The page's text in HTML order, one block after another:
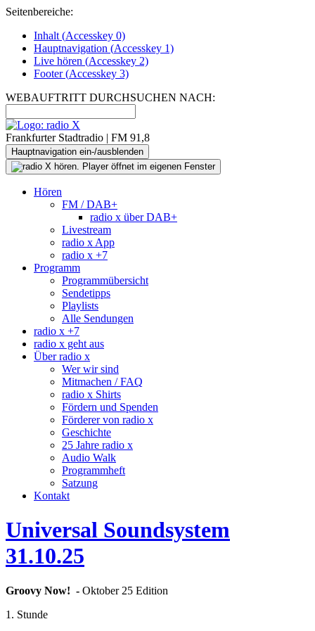
Seitenbereiche:
Inhalt (Accesskey 0)
Hauptnavigation (Accesskey 1)
Live hören (Accesskey 2)
Footer(Accesskey 3)
WEBAUFTRITT DURCHSUCHEN NACH:
Frankfurter Stadtradio | FM 91,8
Hauptnavigation ein-/ausblenden
Hören
FM / DAB+
radio x über DAB+
Livestream
radio x App
radio x +7
Programm
Programmübersicht
Sendetipps
Playlists
Alle Sendungen
radio x +7
radio x geht aus
Über radio x
Wer wir sind
Mitmachen / FAQ
radio x Shirts
Fördern und Spenden
Förderer von radio x
Geschichte
25 Jahre radio x
Audio Walk
Programmheft
Satzung
Kontakt
Universal Soundsystem
31.10.25
Groovy Now! - Oktober 25 Edition
1. Stunde